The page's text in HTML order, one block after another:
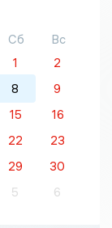
Сб
Вс
1
2
8
9
15
16
22
23
29
30
5 6